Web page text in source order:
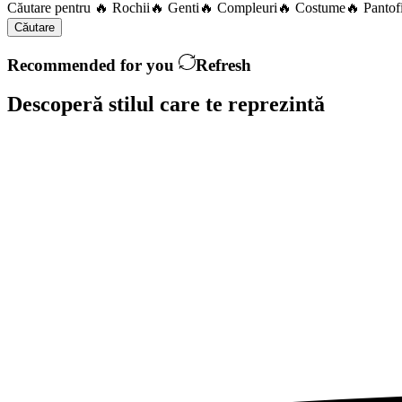
Căutare pentru 🔥 Rochii 🔥 Genti 🔥 Compleuri 🔥 Costume🔥
Căutare
Recommended for you Refresh
Descoperă stilul care te reprezintă